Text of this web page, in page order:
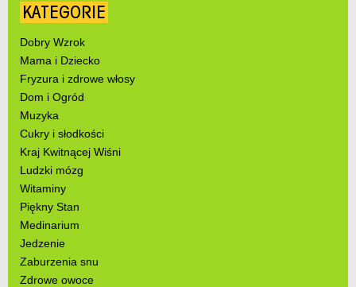
KATEGORIE
Dobry Wzrok
Mama i Dziecko
Fryzura i zdrowe włosy
Dom i Ogród
Muzyka
Cukry i słodkości
Kraj Kwitnącej Wiśni
Ludzki mózg
Witaminy
Piękny Stan
Medinarium
Jedzenie
Zaburzenia snu
Zdrowe owoce